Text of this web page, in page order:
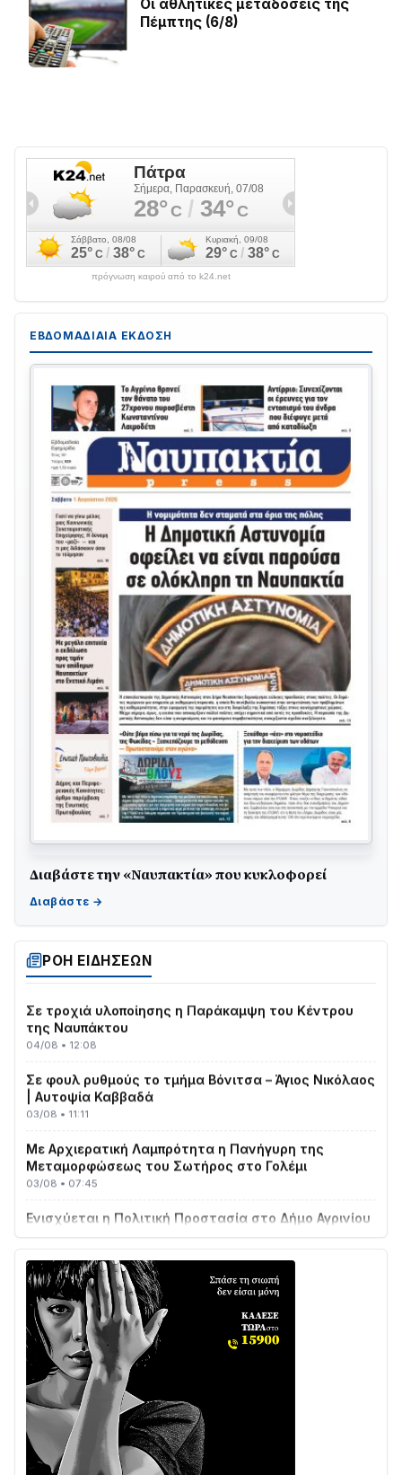
Οι αθλητικές μεταδόσεις της
Πέμπτης (6/8)
πρόγνωση καιρού από το k24.net
Διαβάστε την «Ναυπακτία» που κυκλοφορεί
ΡΟΗ ΕΙΔΗΣΕΩΝ
ΤΟ ΠΑΡΤΥ ΣΥΝΕΧΙΖΕΤΑΙ…
05/08 • 08:41
Στο σκοτάδι μεγάλο μέρος στο Λυγιά Ναυπάκτου
04/08 • 19:47
της Ναυπάκτου
04/08 • 12:08
| Αυτοψία Καββαδά
03/08 • 11:11
Μεταμορφώσεως του Σωτήρος στο Γολέμι
03/08 • 07:45
με δύο νέα υδροφόρα οχήματα
Διαβάστε την «Ναυπακτία» που κυκλοφορεί
31/07 • 08:16
Δωρίδα για Όλους: «Καμία εκχώρηση των νερών
στην ΕΥΔΑΠ»
28/07 • 21:46
Διαβάστε την «Ναυπακτία» που κυκλοφορεί
24/07 • 11:31
ΕΚΤΑΚΤΟ – ΝΑΥΠΑΚΤΙΑ: ΣΥΝΑΓΕΡΜΟΣ ΣΤΗΝ
ΠΥΡΟΣΒΕΣΤΙΚΗ ΓΙΑ ΦΩΤΙΑ ΣΤΟΝ ΑΓΙΟ ΗΛΙΑ ΠΡΙΝ ΤΗ